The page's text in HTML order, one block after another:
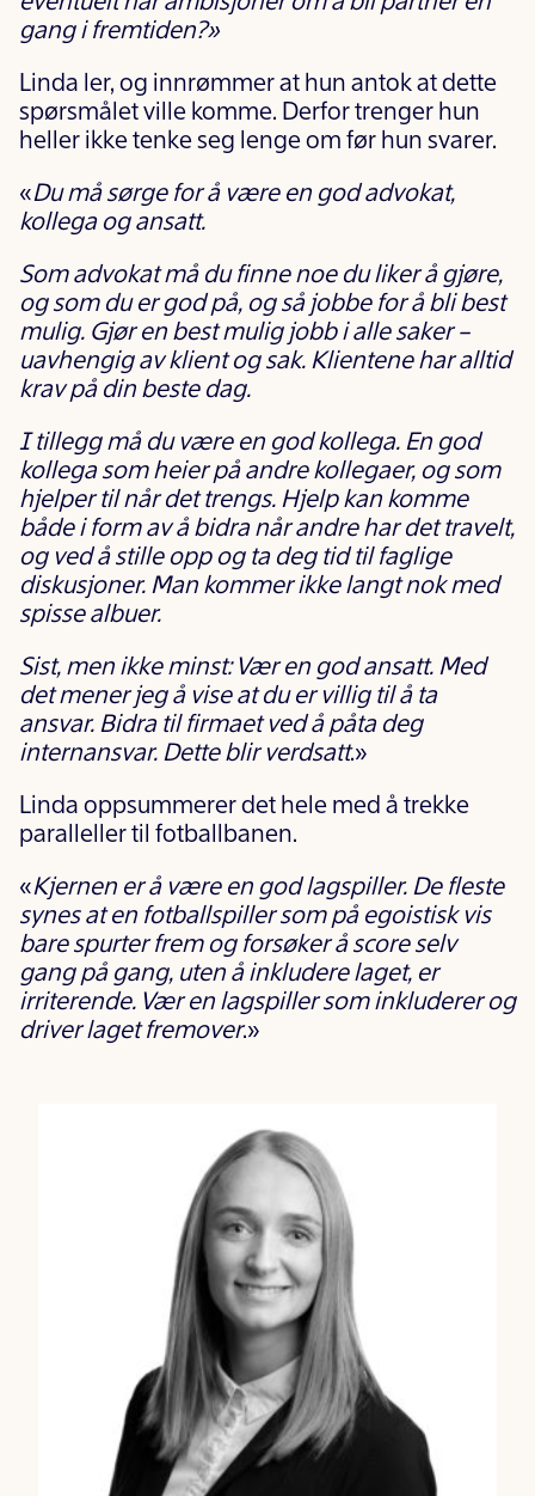
gang i fremtiden?»
Linda ler, og innrømmer at hun antok at dette
spørsmålet ville komme. Derfor trenger hun
heller ikke tenke seg lenge om før hun svarer.
«Du må sørge for å være en god advokat,
kollega og ansatt.
Som advokat må du finne noe du liker å gjøre,
og som du er god på, og så jobbe for å bli best
mulig. Gjør en best mulig jobb i alle saker –
uavhengig av klient og sak. Klientene har alltid
krav på din beste dag.
I tillegg må du være en god kollega. En god
kollega som heier på andre kollegaer, og som
hjelper til når det trengs. Hjelp kan komme
både i form av å bidra når andre har det travelt,
og ved å stille opp og ta deg tid til faglige
diskusjoner. Man kommer ikke langt nok med
spisse albuer.
Sist, men ikke minst: Vær en god ansatt. Med
det mener jeg å vise at du er villig til å ta
ansvar. Bidra til firmaet ved å påta deg
internansvar. Dette blir verdsatt.»
Linda oppsummerer det hele med å trekke
paralleller til fotballbanen.
«Kjernen er å være en god lagspiller. De fleste
synes at en fotballspiller som på egoistisk vis
bare spurter frem og forsøker å score selv
gang på gang, uten å inkludere laget, er
irriterende. Vær en lagspiller som inkluderer og
driver laget fremover.»